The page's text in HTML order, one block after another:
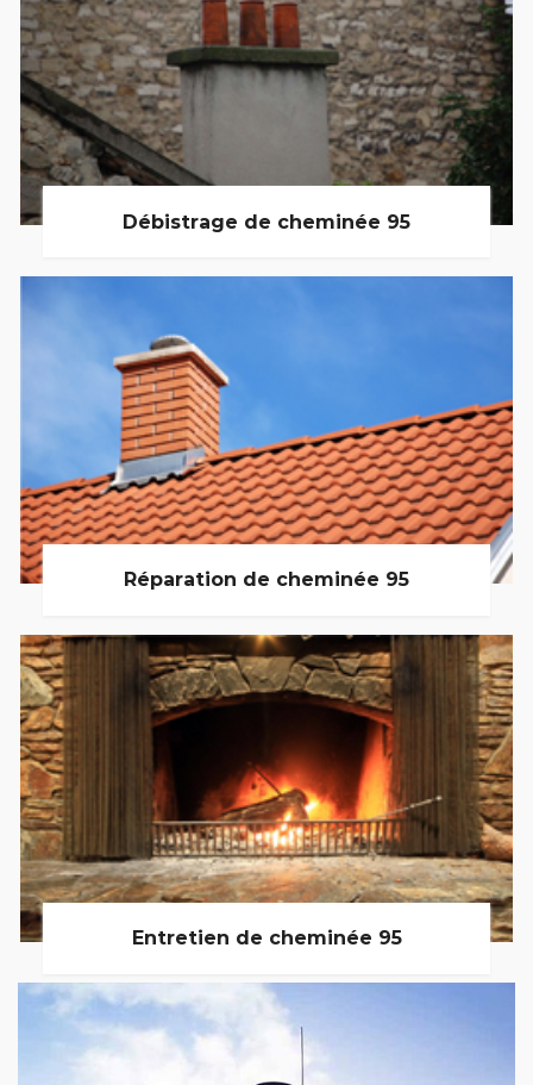
Débistrage de cheminée 95
Réparation de cheminée 95
Entretien de cheminée 95